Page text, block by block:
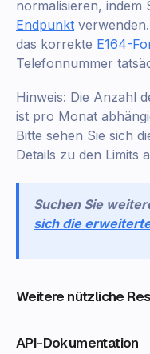
normalisieren, indem
Endpunkt
das korrekte E164-
Telefonnummer
Hinweis: Die Anzahl
ist pro Monat
Bitte sehen Sie sich
Details zu den Limits
Suchen Sie
sich die
Weitere nützliche
API-Dokumentation